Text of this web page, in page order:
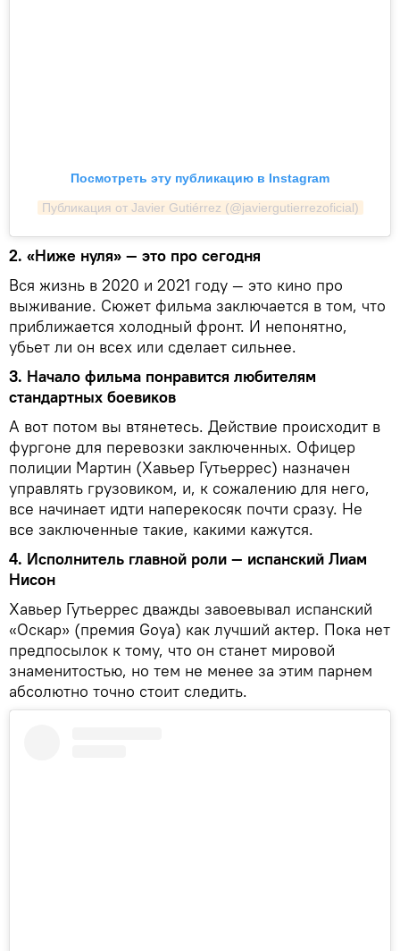
Посмотреть эту публикацию в Instagram
Публикация от Javier Gutiérrez (@javiergutierrezoficial)
2. «Ниже нуля» — это про сегодня
Вся жизнь в 2020 и 2021 году — это кино про
выживание. Сюжет фильма заключается в том, что
приближается холодный фронт. И непонятно,
убьет ли он всех или сделает сильнее.
3. Начало фильма понравится любителям
стандартных боевиков
А вот потом вы втянетесь. Действие происходит в
фургоне для перевозки заключенных. Офицер
полиции Мартин (Хавьер Гутьеррес) назначен
управлять грузовиком, и, к сожалению для него,
все начинает идти наперекосяк почти сразу. Не
все заключенные такие, какими кажутся.
4. Исполнитель главной роли — испанский Лиам
Нисон
Хавьер Гутьеррес дважды завоевывал испанский
«Оскар» (премия Goya) как лучший актер. Пока нет
предпосылок к тому, что он станет мировой
знаменитостью, но тем не менее за этим парнем
абсолютно точно стоит следить.